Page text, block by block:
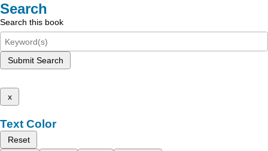
Search
Search this book
Submit Search
x
Text Color
Reset